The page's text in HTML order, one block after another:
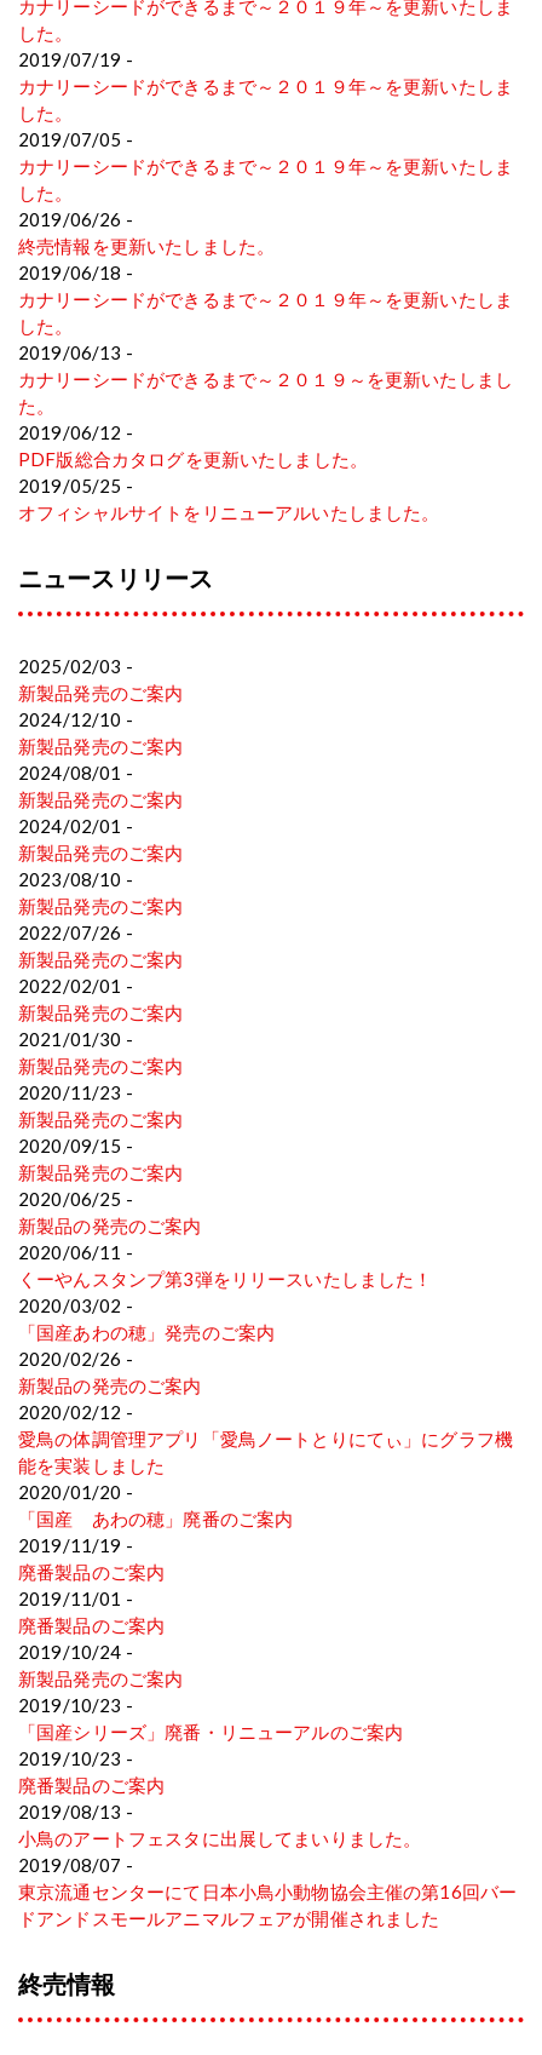
カナリーシードができるまで～２０１９年～を更新いたしま
した。
2019/07/19 -
カナリーシードができるまで～２０１９年～を更新いたしま
した。
2019/07/05 -
カナリーシードができるまで～２０１９年～を更新いたしま
した。
2019/06/26 -
終売情報を更新いたしました。
2019/06/18 -
カナリーシードができるまで～２０１９年～を更新いたしま
した。
2019/06/13 -
カナリーシードができるまで～２０１９～を更新いたしまし
た。
2019/06/12 -
PDF版総合カタログを更新いたしました。
2019/05/25 -
オフィシャルサイトをリニューアルいたしました。
ニュースリリース
2025/02/03 -
新製品発売のご案内
2024/12/10 -
新製品発売のご案内
2024/08/01 -
新製品発売のご案内
2024/02/01 -
新製品発売のご案内
2023/08/10 -
新製品発売のご案内
2022/07/26 -
新製品発売のご案内
2022/02/01 -
新製品発売のご案内
2021/01/30 -
新製品発売のご案内
2020/11/23 -
新製品発売のご案内
2020/09/15 -
新製品発売のご案内
2020/06/25 -
新製品の発売のご案内
2020/06/11 -
くーやんスタンプ第3弾をリリースいたしました！
2020/03/02 -
「国産あわの穂」発売のご案内
2020/02/26 -
新製品の発売のご案内
2020/02/12 -
愛鳥の体調管理アプリ「愛鳥ノートとりにてぃ」にグラフ機
能を実装しました
2020/01/20 -
「国産 あわの穂」廃番のご案内
2019/11/19 -
廃番製品のご案内
2019/11/01 -
廃番製品のご案内
2019/10/24 -
新製品発売のご案内
2019/10/23 -
「国産シリーズ」廃番・リニューアルのご案内
2019/10/23 -
廃番製品のご案内
2019/08/13 -
小鳥のアートフェスタに出展してまいりました。
2019/08/07 -
東京流通センターにて日本小鳥小動物協会主催の第16回バー
ドアンドスモールアニマルフェアが開催されました
終売情報